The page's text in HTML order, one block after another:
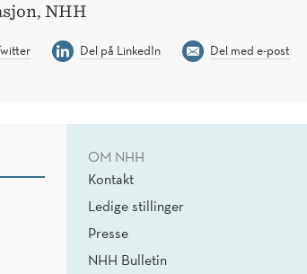
NHH
Del på LinkedIn Del med e-post
OM NHH
Kontakt
Ledige stillinger
Presse
NHH Bulletin